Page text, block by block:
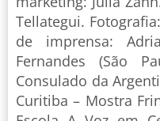
Tellategui.
de imprensa:
Fernandes (São
Consulado da
Curitiba – Mostra